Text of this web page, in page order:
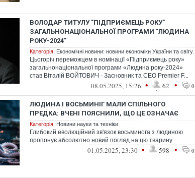
ВОЛОДАР ТИТУЛУ "ПІДПРИЄМЕЦЬ РОКУ"
ЗАГАЛЬНОНАЦІОНАЛЬНОЇ ПРОГРАМИ "ЛЮДИНА
РОКУ-2024"
Категорія: Економічні новини: новини економіки України та світу.
Цьогоріч переможцем в номінації «Підприємець року»
загальнонаціональної програми «Людина року-2024»
став Віталій ВОЙТОВИЧ - Засновник та CEO Premier F...
08.05.2025, 15:26 • 62 • 0
ЛЮДИНА І ВОСЬМИНІГ МАЛИ СПІЛЬНОГО
ПРЕДКА: ВЧЕНІ ПОЯСНИЛИ, ЩО ЦЕ ОЗНАЧАЄ
Категорія: Новини науки та техніки
Глибокий еволюційний зв'язок восьминога з людиною
пропонує абсолютно новий погляд на цю тварину
01.05.2025, 23:30 • 598 • 0